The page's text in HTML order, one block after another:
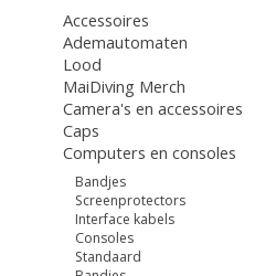
Accessoires
Ademautomaten
Lood
MaiDiving Merch
Camera's en accessoires
Caps
Computers en consoles
Bandjes
Screenprotectors
Interface kabels
Consoles
Standaard